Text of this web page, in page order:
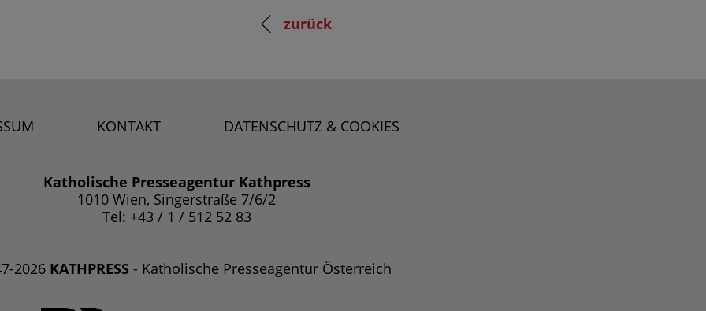
zurück
KONTAKT DATENSCHUTZ & COOKIES
Katholische Presseagentur Kathpress
1010 Wien, Singerstraße 7/6/2
Tel: +43 / 1 / 512 52 83
2026 KATHPRESS - Katholische Presseagentur Österreich